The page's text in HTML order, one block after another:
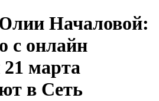
Началовой:
с онлайн
марта
в Сеть